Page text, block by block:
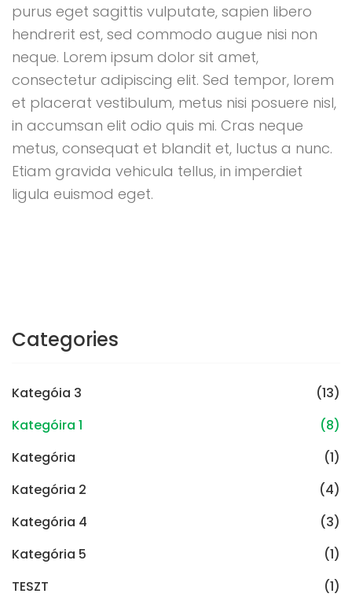
purus eget sagittis vulputate, sapien libero
hendrerit est, sed commodo augue nisi non
neque. Lorem ipsum dolor sit amet,
consectetur adipiscing elit. Sed tempor, lorem
et placerat vestibulum, metus nisi posuere nisl,
in accumsan elit odio quis mi. Cras neque
metus, consequat et blandit et, luctus a nunc.
Etiam gravida vehicula tellus, in imperdiet
ligula euismod eget.
Categories
Kategóia 3
(13)
Kategóira 1
(8)
Kategória
(1)
Kategória 2
(4)
Kategória 4
(3)
Kategória 5
(1)
TESZT
(1)